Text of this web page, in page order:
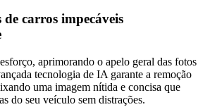
carros impecáveis
aprimorando o apelo geral das fotos
tecnologia de IA garante a remoção
uma imagem nítida e concisa que
do seu veículo sem distrações.